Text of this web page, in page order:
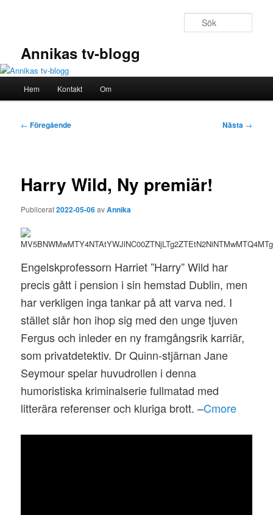
Annikas tv-blogg
Hem Kontakt Om
Inläggsnavigering
← Föregående Nästa →
Harry Wild, Ny premiär!
Publicerat2022-05-06avAnnika
Engelskprofessorn Harriet ”Harry” Wild har
precis gått i pension i sin hemstad Dublin, men
har verkligen inga tankar på att varva ned. I
stället slår hon ihop sig med den unge tjuven
Fergus och inleder en ny framgångsrik karriär,
som privatdetektiv. Dr Quinn-stjärnan Jane
Seymour spelar huvudrollen i denna
humoristiska kriminalserie fullmatad med
litterära referenser och kluriga brott. –Cmore